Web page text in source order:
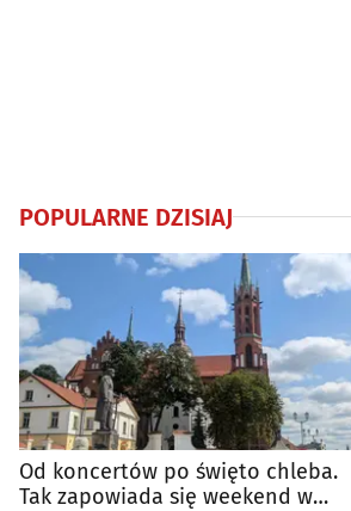
POPULARNE DZISIAJ
Od koncertów po święto chleba.
Tak zapowiada się weekend w